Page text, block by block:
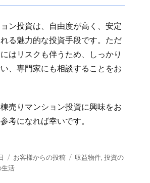
ン投資は、自由度が高く、安定
る魅力的な投資手段です。ただ
はリスクも伴うため、しっかり
、専門家にも相談することをお
売りマンション投資に興味をお
考になれば幸いです。
カ
テ
お客様からの投稿
タ
収益物件,投資の
生活